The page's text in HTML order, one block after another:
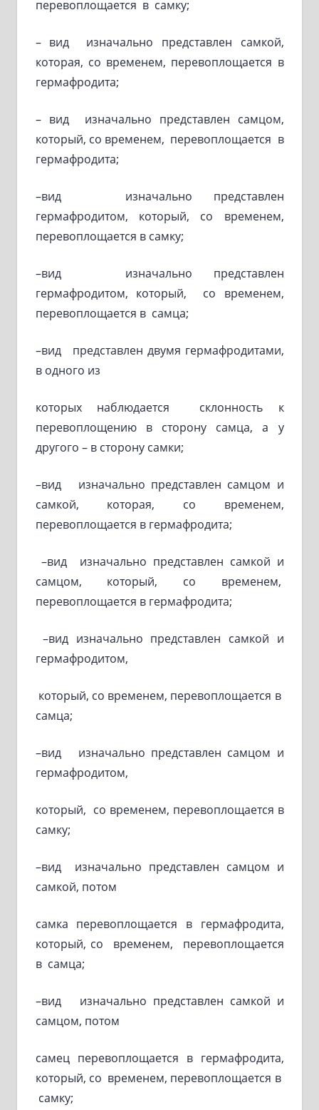
перевоплощается в самку;
– вид изначально представлен самкой,
которая, со временем, перевоплощается в
гермафродита;
– вид изначально представлен самцом,
который, со временем, перевоплощается в
гермафродита;
–вид изначально представлен
гермафродитом, который, со временем,
перевоплощается в самку;
–вид изначально представлен
гермафродитом, который, со временем,
перевоплощается в самца;
–вид представлен двумя гермафродитами,
в одного из
которых наблюдается склонность к
перевоплощению в сторону самца, а у
другого – в сторону самки;
–вид изначально представлен самцом и
самкой, которая, со временем,
перевоплощается в гермафродита;
–вид изначально представлен самкой и
самцом, который, со временем,
перевоплощается в гермафродита;
–вид изначально представлен самкой и
гермафродитом,
который, со временем, перевоплощается в
самца;
–вид изначально представлен самцом и
гермафродитом,
который, со временем, перевоплощается в
самку;
–вид изначально представлен самцом и
самкой, потом
самка перевоплощается в гермафродита,
который, со временем, перевоплощается
в самца;
–вид изначально представлен самкой и
самцом, потом
самец перевоплощается в гермафродита,
который, со временем, перевоплощается в
самку;